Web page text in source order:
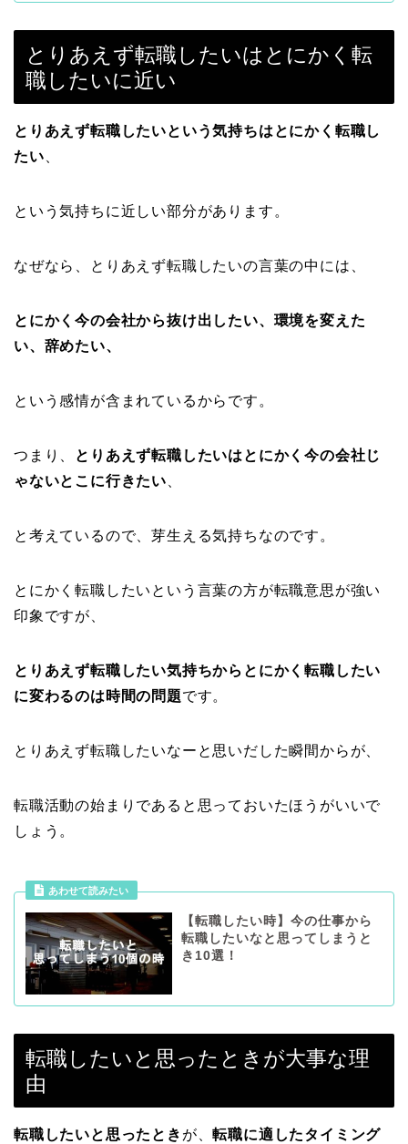
とりあえず転職したいはとにかく転
職したいに近い
とりあえず転職したいという気持ちはとにかく転職し
たい
という気持ちに近しい部分があります。
なぜなら、とりあえず転職したいの言葉の中には、
とにかく今の会社から抜け出したい、環境を変えた
い、辞めたい、
という感情が含まれているからです。
つまり、
とりあえず転職したいはとにかく今の会社じ
ゃないとこに行きたい
と考えているので、芽生える気持ちなのです。
とにかく転職したいという言葉の方が転職意思が強い
印象ですが、
とりあえず転職したい気持ちからとにかく転職したい
に変わるのは時間の問題です。
とりあえず転職したいなーと思いだした瞬間からが、
転職活動の始まりであると思っておいたほうがいいで
しょう。
あわせて読みたい
【転職したい時】今の仕事から
転職したいなと思ってしまうと
き10選！
転職したいと思ったときが大事な理
由
転職したいと思ったとき が、転職に適したタイミング